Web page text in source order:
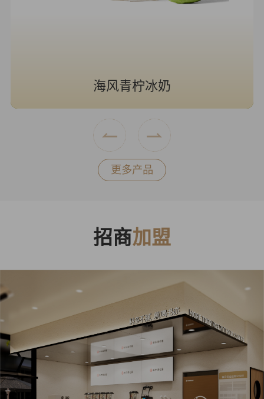
海风青柠冰奶
更多产品
招商加盟